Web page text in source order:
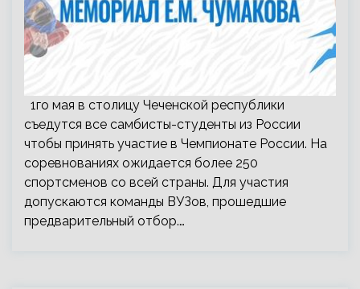
1го мая в столицу Чеченской республики
съедутся все самбисты-студенты из России
чтобы принять участие в Чемпионате России. На
соревнованиях ожидается более 250
спортсменов со всей страны. Для участия
допускаются команды ВУЗов, прошедшие
предварительный отбор.…